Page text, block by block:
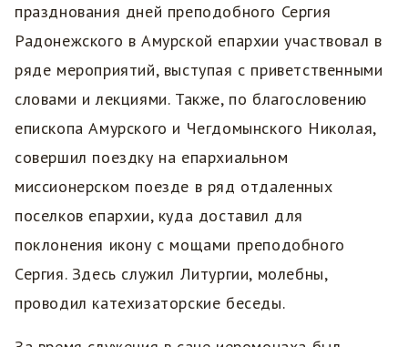
празднования дней преподобного Сергия
Радонежского в Амурской епархии участвовал в
ряде мероприятий, выступая с приветственными
словами и лекциями. Также, по благословению
епископа Амурского и Чегдомынского Николая,
совершил поездку на епархиальном
миссионерском поезде в ряд отдаленных
поселков епархии, куда доставил для
поклонения икону с мощами преподобного
Сергия. Здесь служил Литургии, молебны,
проводил катехизаторские беседы.